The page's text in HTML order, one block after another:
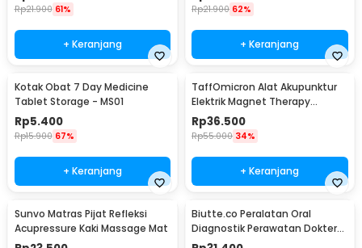
Rp21.900 61%
+ Keranjang
Rp21.900 62%
+ Keranjang
Kotak Obat 7 Day Medicine
Tablet Storage - MS01
Rp5.400
Rp15.900 67%
+ Keranjang
TaffOmicron Alat Akupunktur
Elektrik Magnet Therapy
Battery - DF-618
Rp36.500
Rp55.000 34%
+ Keranjang
Sunvo Matras Pijat Refleksi
Acupressure Kaki Massage Mat
Biutte.co Peralatan Oral
Diagnostik Perawatan Dokter
Gigi Dental 5in1 - 7CKQ01